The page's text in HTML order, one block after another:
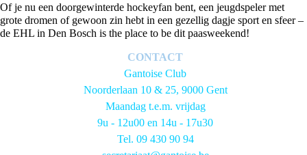
Of je nu een doorgewinterde hockeyfan bent, een jeugdspeler met
grote dromen of gewoon zin hebt in een gezellig dagje sport en sfeer –
de EHL in Den Bosch is the place to be dit paasweekend!
CONTACT
Gantoise Club
Noorderlaan 10 & 25, 9000 Gent
Maandag t.e.m. vrijdag
9u - 12u00 en 14u - 17u30
Tel. 09 430 90 94